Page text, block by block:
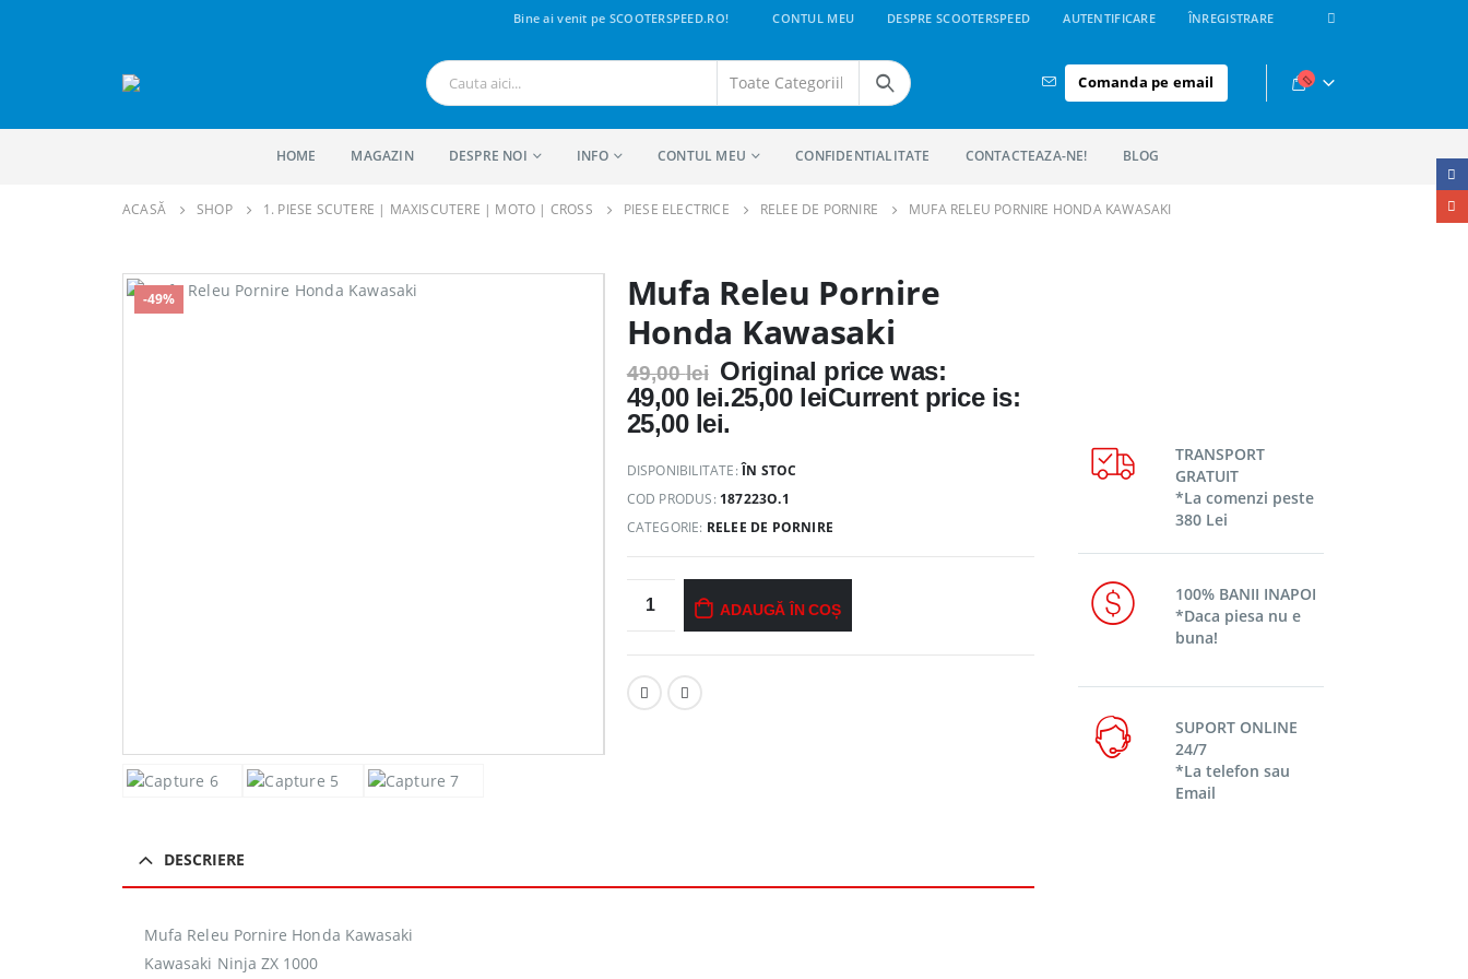
Bine ai venit pe SCOOTERSPEED.RO! CONTUL MEU DESPRE SCOOTERSPEED AUTENTIFICARE ÎNREGISTRARE
Comanda pe email
HOME MAGAZIN DESPRE NOI INFO CONTUL MEU CONFIDENTIALITATE CONTACTEAZA-NE! BLOG
ACASĂ SHOP 1. PIESE SCUTERE | MAXISCUTERE | MOTO | CROSS PIESE ELECTRICE RELEE DE PORNIRE MUFA RELEU PORNIRE HONDA KAWASAKI
-49%
Mufa Releu Pornire
Honda Kawasaki
49,00lei Original price was:
49,00 lei.25,00 leiCurrent price is:
25,00 lei.
DISPONIBILITATE:ÎN STOC
COD PRODUS: 187223O.1
CATEGORIE: RELEE DE PORNIRE
ADAUGĂ ÎN COȘ
DESCRIERE
Mufa Releu Pornire Honda Kawasaki
Kawasaki Ninja ZX 1000
TRANSPORT
GRATUIT
*La comenzi peste
380 Lei
100% BANII INAPOI
*Daca piesa nu e
buna!
SUPORT ONLINE
24/7
*La telefon sau
Email